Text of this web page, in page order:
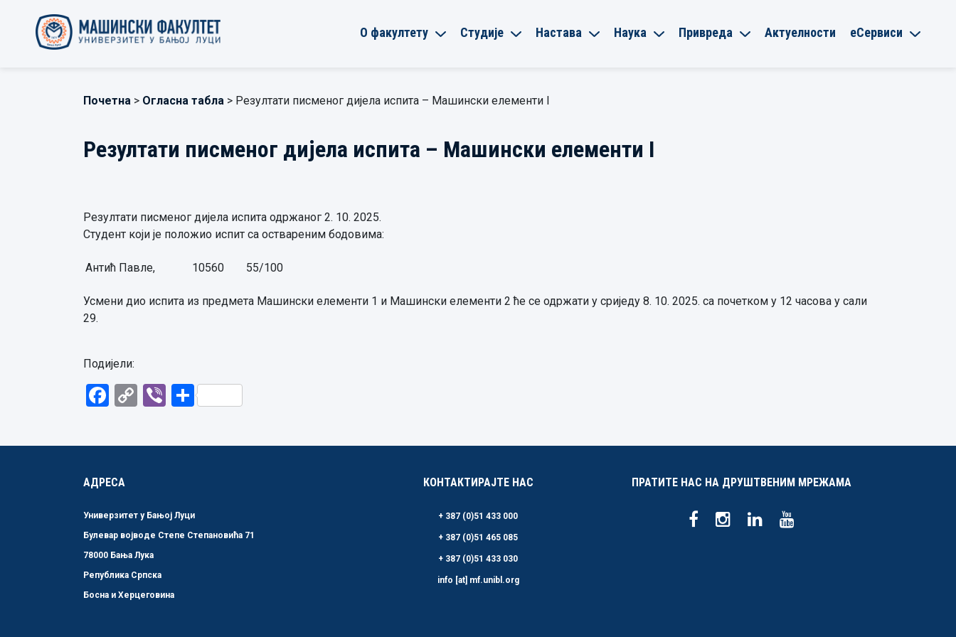
О факултету Студије Настава Наука Привреда Актуелности еСервиси
Почетна > Огласна табла > Резултати писменог дијела испита – Машински елементи I
Резултати писменог дијела испита – Машински елементи I
Резултати писменог дијела испита одржаног 2. 10. 2025.
Студент који je положиo испит са оствареним бодовима:
Антић Павле, 10560 55/100
Усмени дио испита из предмета Машински елементи 1 и Машински елементи 2 ће се одржати у сриједу 8. 10. 2025. са почетком у 12 часова у сали
29.
Подијели:
Facebook
CopyViberShare
АДРЕСА
Универзитет у Бањој Луци
Булевар војводе Степе Степановића 71
78000 Бања Лука
Република Српска
Босна и Херцеговина
КОНТАКТИРАЈТЕ НАС
+ 387 (0)51 433 000
+ 387 (0)51 465 085
+ 387 (0)51 433 030
info [at] mf.unibl.org
ПРАТИТЕ НАС НА ДРУШТВЕНИМ МРЕЖАМА